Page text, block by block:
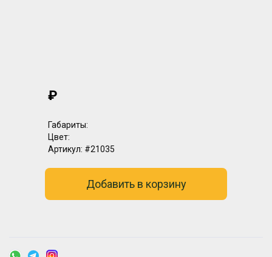
₽
Габариты:
Цвет:
Артикул: #21035
Добавить в корзину